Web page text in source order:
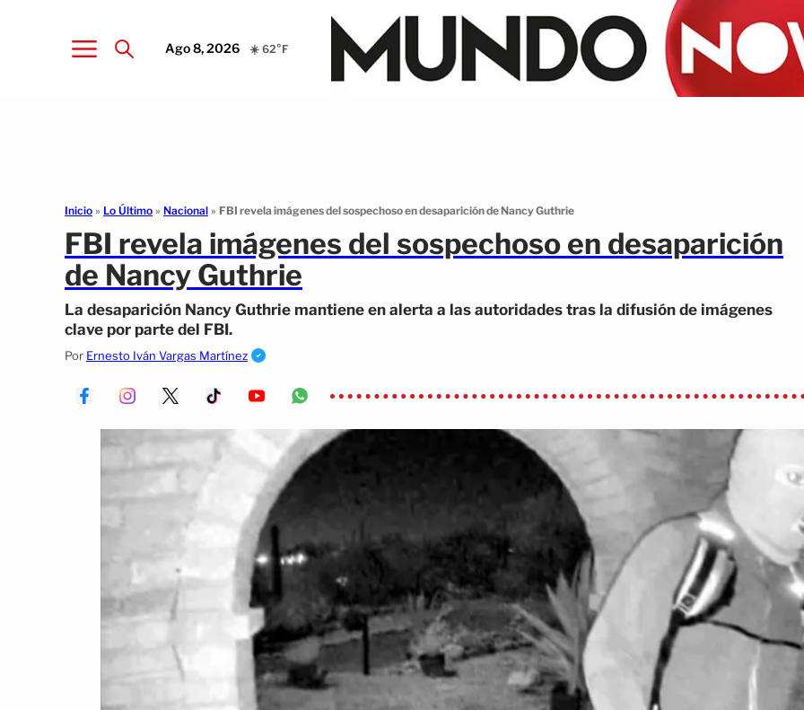
Ago 8, 2026 ☀️ 62°F
Inicio » Lo Último » Nacional » FBI revela imágenes del sospechoso en desaparición de Nancy Guthrie
FBI revela imágenes del sospechoso en desaparición
de Nancy Guthrie
La desaparición Nancy Guthrie mantiene en alerta a las autoridades tras la difusión de imágenes
clave por parte del FBI.
Por Ernesto Iván Vargas Martínez